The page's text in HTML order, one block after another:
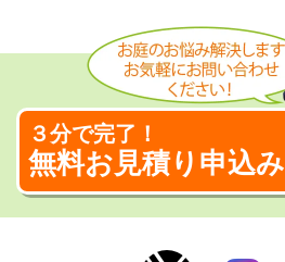
３分で完了！
無料お見積り申込み